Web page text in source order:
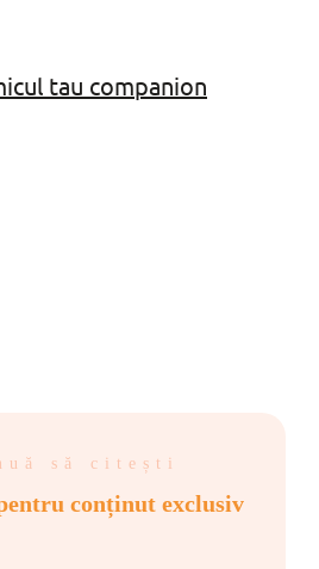
tau companion
să citești
conținut exclusiv